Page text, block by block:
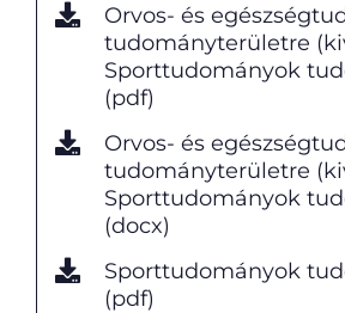
Orvos- és
tudományterületre
Sporttudományok
(pdf)
Orvos- és
tudományterületre
Sporttudományok
(docx)
Sporttudományok
(pdf)